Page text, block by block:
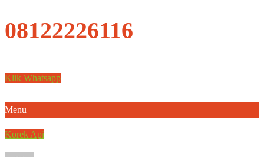
08122226116
Klik Whatsapp
Menu
Korek Api